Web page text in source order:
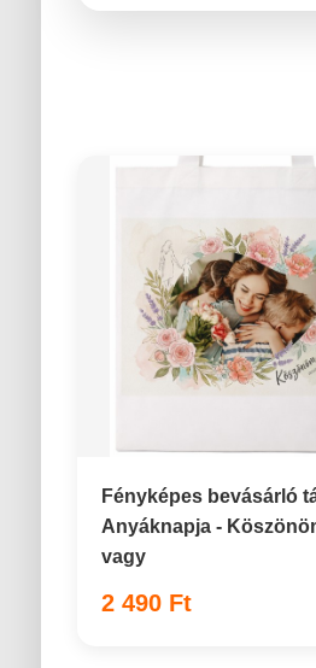
Fényképes bevásárló
Anyáknapja -
vagy
2 490 Ft